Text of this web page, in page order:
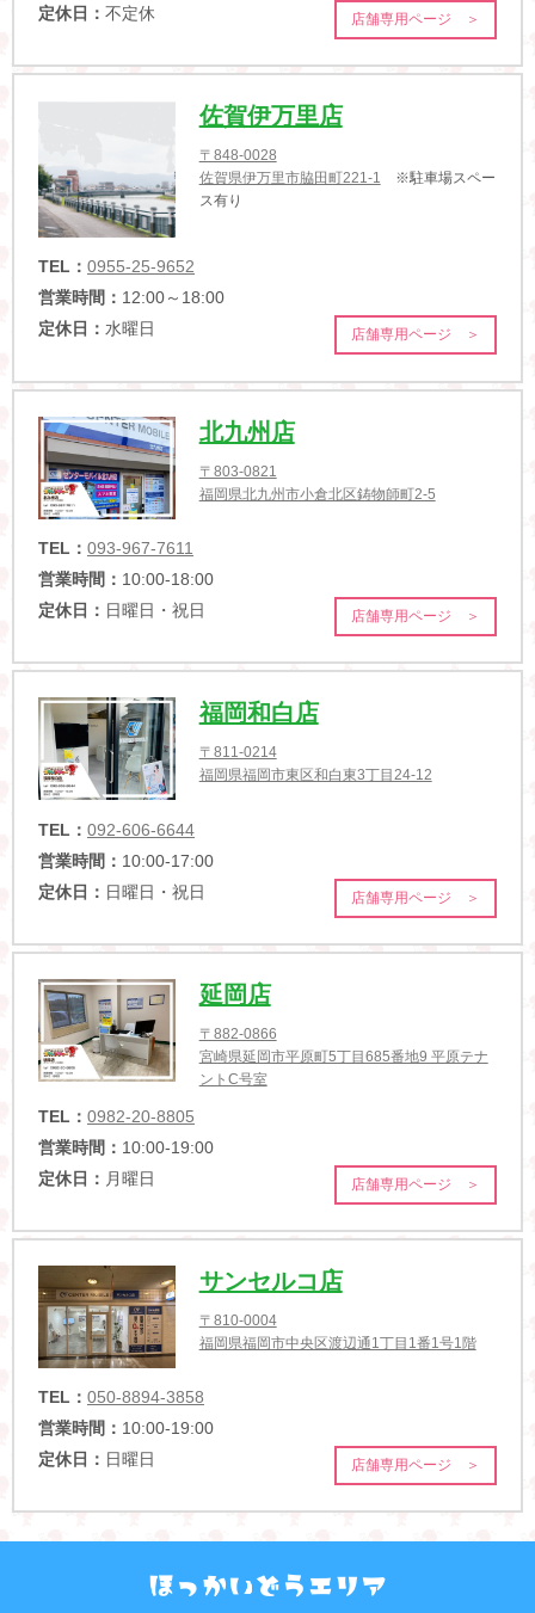
定休日： 不定休 店舗専用ページ ＞
佐賀伊万里店
〒848-0028
佐賀県伊万里市脇田町221-1 ※駐車場スペー
ス有り
TEL： 0955-25-9652
営業時間： 12:00～18:00
定休日： 水曜日 店舗専用ページ ＞
北九州店
〒803-0821
福岡県北九州市小倉北区鋳物師町2-5
TEL： 093-967-7611
営業時間： 10:00-18:00
定休日： 日曜日・祝日 店舗専用ページ ＞
福岡和白店
〒811-0214
福岡県福岡市東区和白東3丁目24-12
TEL： 092-606-6644
営業時間： 10:00-17:00
定休日： 日曜日・祝日 店舗専用ページ ＞
延岡店
〒882-0866
宮崎県延岡市平原町5丁目685番地9 平原テナ
ントC号室
TEL： 0982-20-8805
営業時間： 10:00-19:00
定休日： 月曜日 店舗専用ページ ＞
サンセルコ店
〒810-0004
福岡県福岡市中央区渡辺通1丁目1番1号1階
TEL： 050-8894-3858
営業時間： 10:00-19:00
定休日： 日曜日 店舗専用ページ ＞